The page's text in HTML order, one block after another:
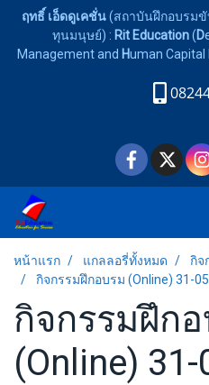
ฤทธิ์ เอ็ดดูเคชั่น(สถาบันฝึกอบรมขั
ทุนมนุษย์) : Rit Education(D
Management and Human Capital
หน้าแรก แกลลอรี่ทั้งหมด
กิจ
กิจกรรมฝึกอบรม (Online) 31-
กิจกรรมฝึก
(Online)